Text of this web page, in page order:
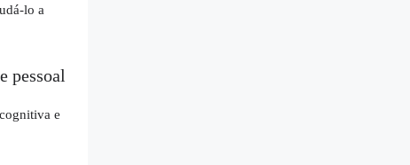
lo a
pessoal
e